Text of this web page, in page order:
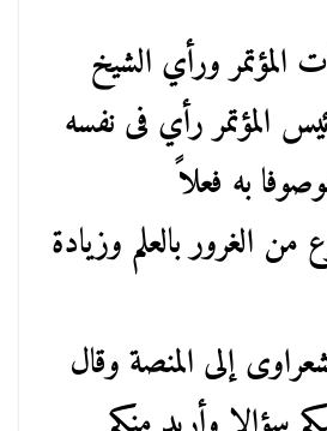
المؤتمر ورأي الشيخ
المؤتمر رأي فى نفسه
به فعلاً
من الغرور بالعلم وزيادة
إلى المنصة وقال